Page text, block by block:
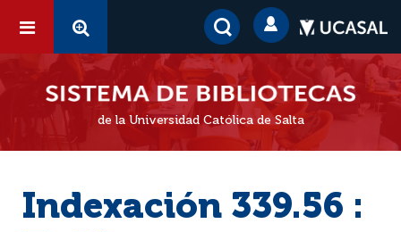
de la Universidad Católica de Salta
Indexación 339.56 :